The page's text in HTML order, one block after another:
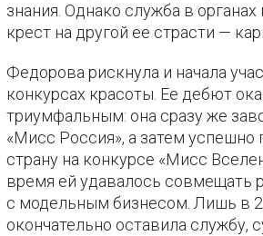
знания. Однако служба в
крест на другой ее страсти —
Федорова рискнула и начала
конкурсах красоты. Ее дебют
триумфальным: она сразу же
«Мисс Россия», а затем успешно
страну на конкурсе «Мисс
время ей удавалось совмещать
с модельным бизнесом. Лишь в
окончательно оставила службу,